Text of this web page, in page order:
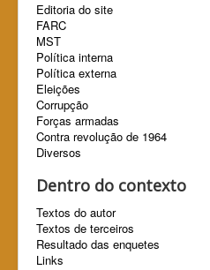
Editoria do site
FARC
MST
Política interna
Política externa
Eleições
Corrupção
Forças armadas
Contra revolução de 1964
Diversos
Dentro do contexto
Textos do autor
Textos de terceiros
Resultado das enquetes
Links